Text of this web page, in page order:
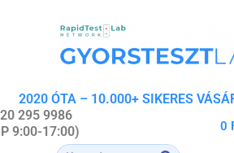
2020 ÓTA – 10.000+ SIKERES
295 9986
9:00-17:00)
0